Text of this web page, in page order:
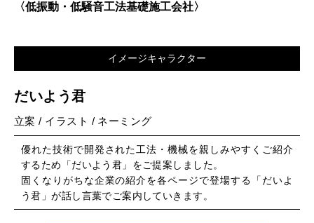
〈低振動・低騒音工法基礎施工会社〉
イメージキャラクター
だいよう君
立案 / イラスト / ネーミング
優れた技術で開発された工法・機械を親しみやすくご紹介
するため「だいよう君」をご提案しました。
固くなりがちな企業の紹介を各ページで登場する「だいよ
う君」が話し言葉でご案内していきます。